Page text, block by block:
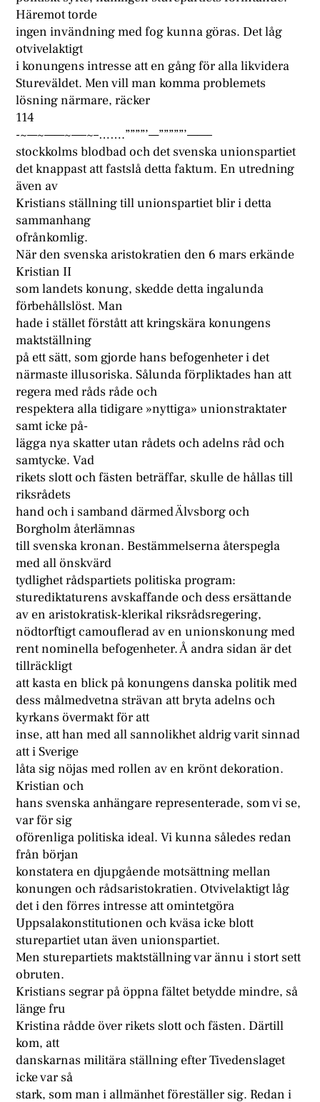
Häremot torde
ingen invändning med fog kunna göras. Det låg
otvivelaktigt
i konungens intresse att en gång för alla likvidera
Stureväldet. Men vill man komma problemets
lösning närmare, räcker
114
-~—~——~—–~–…….””””’—”””””’——–
stockkolms blodbad och det svenska unionspartiet
det knappast att fastslå detta faktum. En utredning
även av
Kristians ställning till unionspartiet blir i detta
sammanhang
ofrånkomlig.
När den svenska aristokratien den 6 mars erkände
Kristian II
som landets konung, skedde detta ingalunda
förbehållslöst. Man
hade i stället förstått att kringskära konungens
maktställning
på ett sätt, som gjorde hans befogenheter i det
närmaste illusoriska. Sålunda förpliktades han att
regera med råds råde och
respektera alla tidigare »nyttiga» unionstraktater
samt icke på-
lägga nya skatter utan rådets och adelns råd och
samtycke. Vad
rikets slott och fästen beträffar, skulle de hållas till
riksrådets
hand och i samband därmed Älvsborg och
Borgholm återlämnas
till svenska kronan. Bestämmelserna återspegla
med all önskvärd
tydlighet rådspartiets politiska program:
sturediktaturens avskaffande och dess ersättande
av en aristokratisk-klerikal riksrådsregering,
nödtorftigt camouflerad av en unionskonung med
rent nominella befogenheter. Å andra sidan är det
tillräckligt
att kasta en blick på konungens danska politik med
dess målmedvetna strävan att bryta adelns och
kyrkans övermakt för att
inse, att han med all sannolikhet aldrig varit sinnad
att i Sverige
låta sig nöjas med rollen av en krönt dekoration.
Kristian och
hans svenska anhängare representerade, som vi se,
var för sig
oförenliga politiska ideal. Vi kunna således redan
från början
konstatera en djupgående motsättning mellan
konungen och rådsaristokratien. Otvivelaktigt låg
det i den förres intresse att omintetgöra
Uppsalakonstitutionen och kväsa icke blott
sturepartiet utan även unionspartiet.
Men sturepartiets maktställning var ännu i stort sett
obruten.
Kristians segrar på öppna fältet betydde mindre, så
länge fru
Kristina rådde över rikets slott och fästen. Därtill
kom, att
danskarnas militära ställning efter Tivedenslaget
icke var så
stark, som man i allmänhet föreställer sig. Redan i